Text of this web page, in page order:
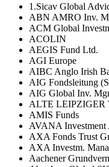
1.Sicav Global
ABN AMRO Inv.
ACM Global
ACOLIN
AEGIS Fund Ltd.
AGI Europe
AIBC Anglo Irish
AIG Fondsleitung
AIG Global Inv.
ALTE LEIPZIGER
AMIS Funds
AVANA Investment
AXA Fonds Trust
AXA Investm.
Aachener